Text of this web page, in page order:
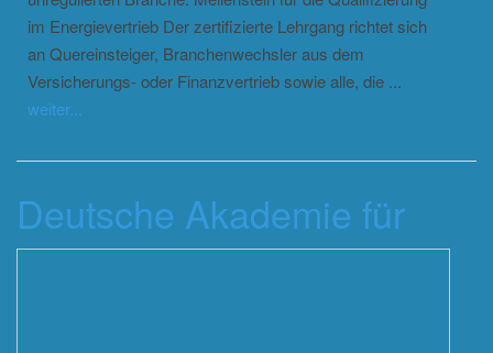
im Energievertrieb Der zertifizierte Lehrgang richtet sich
an Quereinsteiger, Branchenwechsler aus dem
Versicherungs- oder Finanzvertrieb sowie alle, die ...
weiter...
Deutsche Akademie für
Energiemakler (DAEEM)